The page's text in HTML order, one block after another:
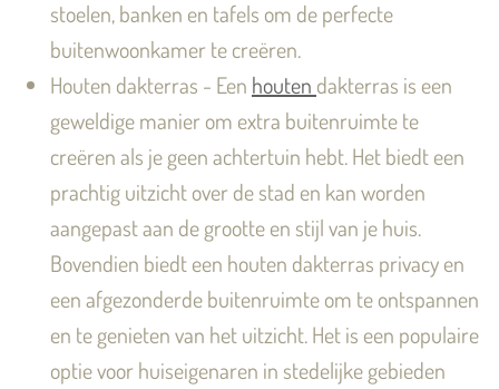
stoelen, banken en tafels om de perfecte
buitenwoonkamer te creëren.
Houten dakterras - Een houten dakterras is een
geweldige manier om extra buitenruimte te
creëren als je geen achtertuin hebt. Het biedt een
prachtig uitzicht over de stad en kan worden
aangepast aan de grootte en stijl van je huis.
Bovendien biedt een houten dakterras privacy en
een afgezonderde buitenruimte om te ontspannen
en te genieten van het uitzicht. Het is een populaire
optie voor huiseigenaren in stedelijke gebieden